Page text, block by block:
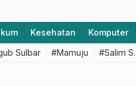
Kesehatan Komputer
Sulbar #Mamuju #Salim